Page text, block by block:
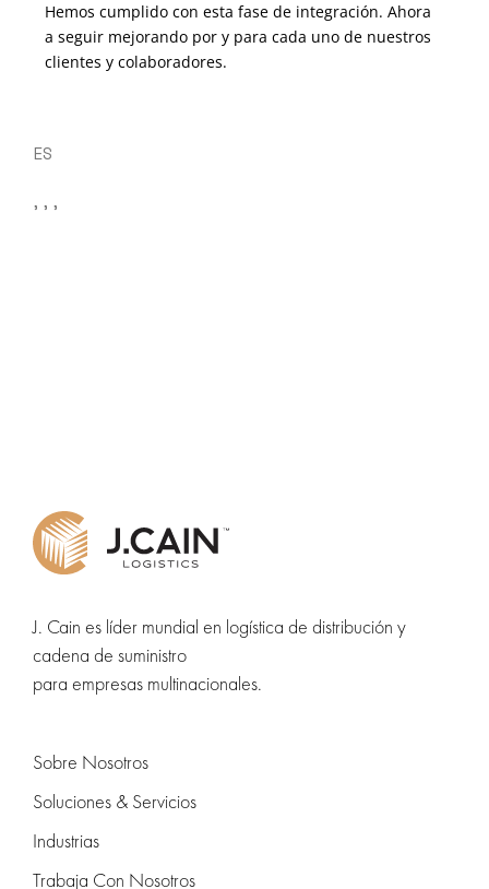
Hemos cumplido con esta fase de integración. Ahora
a seguir mejorando por y para cada uno de nuestros
clientes y colaboradores.
ES
J. Cain es líder mundial en logística de distribución y
cadena de suministro
para empresas multinacionales.
Sobre Nosotros
Soluciones & Servicios
Industrias
Trabaja Con Nosotros